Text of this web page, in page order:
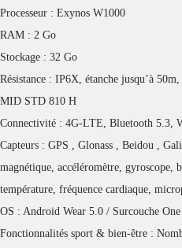
Processeur : Exynos W1000
RAM : 2 Go
Stockage : 32 Go
Résistance : IP6X, étanche jusqu’à
MID STD 810 H
Connectivité : 4G-LTE, Bluetooth 5.3,
Capteurs : GPS , Glonass , Beidou ,
magnétique, accéléromètre, gyroscope,
température, fréquence cardiaque,
OS : Android Wear 5.0 / Surcouche
Fonctionnalités sport & bien-être :